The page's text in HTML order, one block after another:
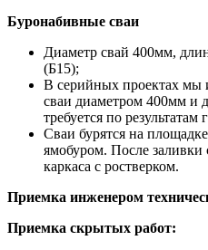
Буронабивные сваи
Диаметр свай 400мм,
(Б15);
В серийных проектах мы
сваи диаметром 400мм и
требуется по результатам
Сваи бурятся на
ямобуром. После заливки
каркаса с ростверком.
Приемка инженером
Приемка скрытых работ: